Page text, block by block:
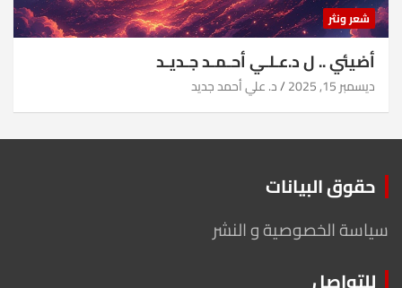
شعر ونثر
أضيئي .. ل د.عـلـي أحـمـد جـديـد
ديسمبر 15, 2025 د. علي أحمد جديد
حقوق البيانات
سياسة الخصوصية و النشر
للتواصل